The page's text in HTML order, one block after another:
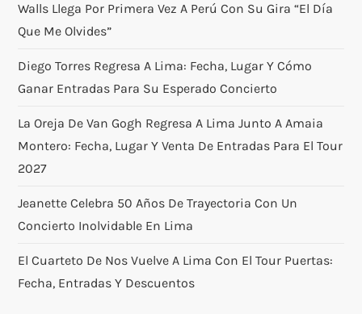
Walls Llega Por Primera Vez A Perú Con Su Gira “El Día
Que Me Olvides”
Diego Torres Regresa A Lima: Fecha, Lugar Y Cómo
Ganar Entradas Para Su Esperado Concierto
La Oreja De Van Gogh Regresa A Lima Junto A Amaia
Montero: Fecha, Lugar Y Venta De Entradas Para El Tour
2027
Jeanette Celebra 50 Años De Trayectoria Con Un
Concierto Inolvidable En Lima
El Cuarteto De Nos Vuelve A Lima Con El Tour Puertas:
Fecha, Entradas Y Descuentos